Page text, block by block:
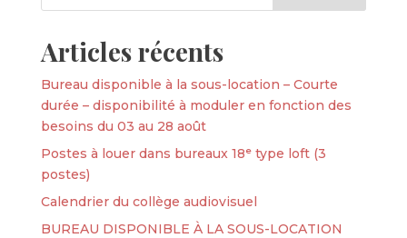
Articles récents
Bureau disponible à la sous-location – Courte
durée – disponibilité à moduler en fonction des
besoins du 03 au 28 août
Postes à louer dans bureaux 18ᵉ type loft (3
postes)
Calendrier du collège audiovisuel
BUREAU DISPONIBLE À LA SOUS-LOCATION